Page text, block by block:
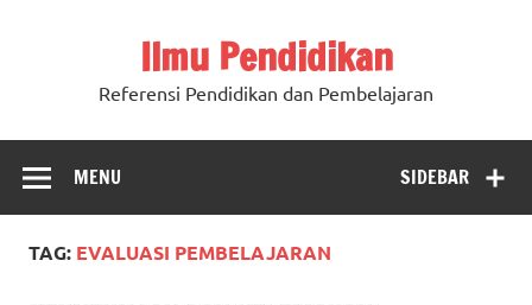
Ilmu Pendidikan
Referensi Pendidikan dan Pembelajaran
SIDEBAR
MENU
TAG: EVALUASI PEMBELAJARAN